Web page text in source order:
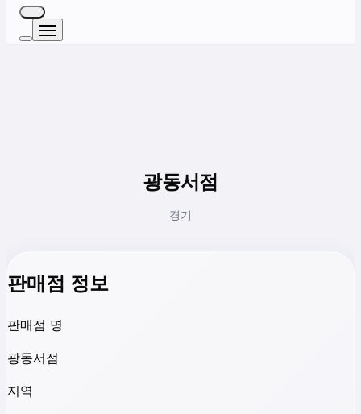
광동서점
경기
판매점 정보
판매점 명
광동서점
지역